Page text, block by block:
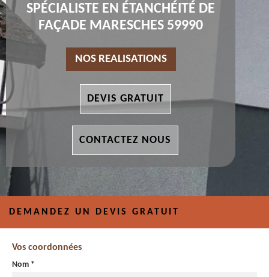
SPÉCIALISTE EN ÉTANCHÉITÉ DE
FAÇADE MARESCHES 59990
NOS REALISATIONS
DEVIS GRATUIT
CONTACTEZ NOUS
DEMANDEZ UN DEVIS GRATUIT
Vos coordonnées
Nom *